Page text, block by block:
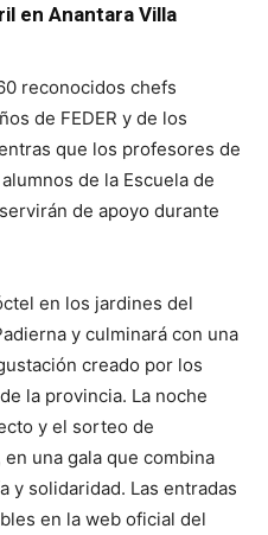
en Anantara Villa
reconocidos chefs
de FEDER y de los
que los profesores de
de la Escuela de
de apoyo durante
en los jardines del
y culminará con una
creado por los
la provincia. La noche
y el sorteo de
una gala que combina
y solidaridad. Las entradas
en la web oficial del